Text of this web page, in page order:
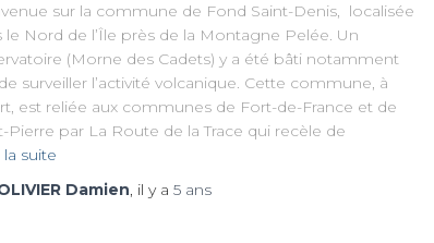
sur la commune de Fond Saint-Denis, localisée
le Nord de l’Île près de la Montagne Pelée. Un
(Morne des Cadets) y a été bâti notamment
surveiller l’activité volcanique. Cette commune, à
est reliée aux communes de Fort-de-France et de
Pierre par La Route de la Trace qui recèle de
la suite
Damien, il y a 5 ans